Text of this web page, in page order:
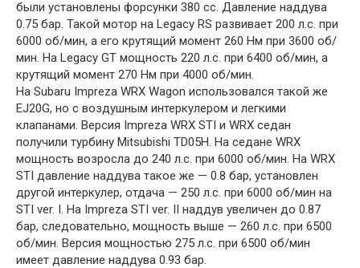
были установлены форсунки 380 сс. Давление наддува
0.75 бар. Такой мотор на Legacy RS развивает 200 л.с. при
6000 об/мин, а его крутящий момент 260 Нм при 3600 об/
мин. На Legacy GT мощность 220 л.с. при 6400 об/мин, а
крутящий момент 270 Нм при 4000 об/мин.
На Subaru Impreza WRX Wagon использовался такой же
EJ20G, но с воздушным интеркулером и легкими
клапанами. Версия Impreza WRX STI и WRX седан
получили турбину Mitsubishi TD05H. На седане WRX
мощность возросла до 240 л.с. при 6000 об/мин. На WRX
STI давление наддува такое же — 0.8 бар, установлен
другой интеркулер, отдача — 250 л.с. при 6000 об/мин на
STI ver. I. На Impreza STI ver. II наддув увеличен до 0.87
бар, следовательно, мощность выше — 260 л.с. при 6500
об/мин. Версия мощностью 275 л.с. при 6500 об/мин
имеет давление наддува 0.93 бар.